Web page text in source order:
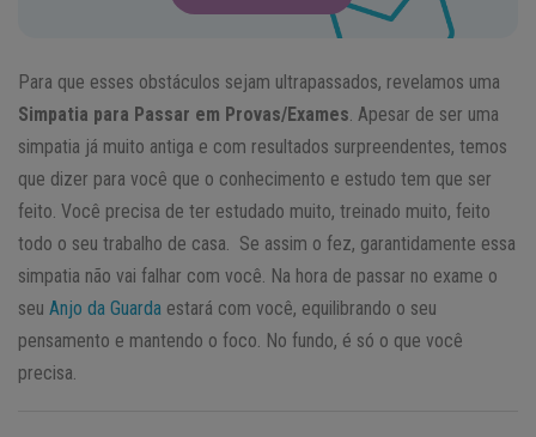
Para que esses obstáculos sejam ultrapassados, revelamos uma
Simpatia para Passar em Provas/Exames . Apesar de ser uma
simpatia já muito antiga e com resultados surpreendentes, temos
que dizer para você que o conhecimento e estudo tem que ser
feito. Você precisa de ter estudado muito, treinado muito, feito
todo o seu trabalho de casa. Se assim o fez, garantidamente essa
simpatia não vai falhar com você. Na hora de passar no exame o
seu Anjo da Guarda estará com você, equilibrando o seu
pensamento e mantendo o foco. No fundo, é só o que você
precisa.